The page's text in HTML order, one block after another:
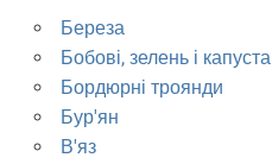
Береза
Бобові, зелень і капуста
Бордюрні троянди
Бур'ян
В'яз